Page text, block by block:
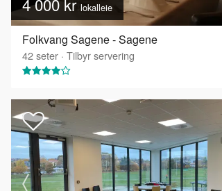
lokalleie
Folkvang Sagene - Sagene
42seter · Tilbyr servering